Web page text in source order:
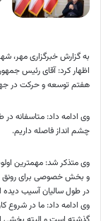
به گزارش خبرگزاری مهر،
اظهار کرد: آقای رئیس
هفتم توسعه و حرکت در
وی ادامه داد: متاسفانه در
چشم انداز فاصله داریم.
وی متذکر شد: مهمترین
و بخش خصوصی برای رونق
در طول سالیان آسیب
وی ادامه داد: ما در شروع